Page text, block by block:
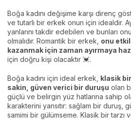
Boğa kadını değişime karşı direnç
ve tutarlı bir erkek onun için idealdir.
yanlarını takdir edebilen ve bunları
olmalıdır. Romantik bir erkek, onu
kazanmak için zaman ayırmaya
için doğru kişi olacaktır 💓.
Boğa kadını için ideal erkek, klasik
sakin, güven verici bir duruşu olan
güçlü ve belirgin yüz hatlarına sahip
karakterini yansıtır: sağlam bir duruş,
samimi bir gülümseme. Klasik bir tarzı